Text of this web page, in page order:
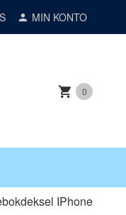
MIN KONTO
0
IPhone